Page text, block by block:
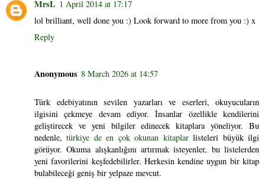
MrsL 1 April 2014 at 17:17
lol brilliant, well done you :) Look forward to more from you :) x
Reply
Anonymous 8 March 2026 at 14:57
Türk edebiyatının sevilen yazarları ve eserleri, okuyucuların
ilgisini çekmeye devam ediyor. İnsanlar özellikle kendilerini
geliştirecek ve yeni bilgiler edinecek kitaplara yöneliyor. Bu
nedenle,türkiye de en çok okunan kitaplarlisteleri büyük ilgi
görüyor. Okuma alışkanlığını artırmak isteyenler, bu listelerden
yeni favorilerini keşfedebilirler. Herkesin kendine uygun bir kitap
bulabileceği geniş bir yelpaze mevcut.